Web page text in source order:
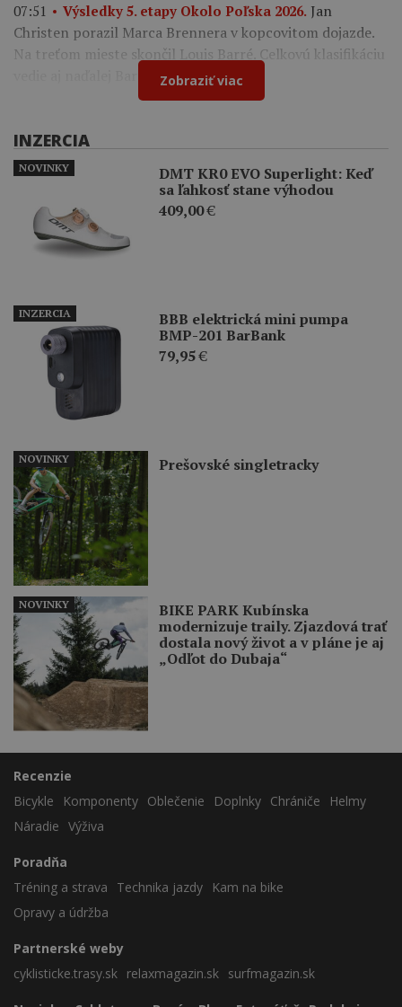
07:51 Výsledky 5. etapy Okolo Poľska 2026. Jan
Christen porazil Marca Brennera v kopcovitom dojazde.
Na treťom mieste skončil Louis Barré. Celkovú klasifikáciu
vedie aj naďalej Bart Lemmen.
Zobraziť viac
INZERCIA
DMT KR0 EVO Superlight: Keď
sa ľahkosť stane výhodou
409,00€
NOVINKY
BBB elektrická mini pumpa
BMP-201 BarBank
79,95€
INZERCIA
Prešovské singletracky
NOVINKY
BIKE PARK Kubínska
modernizuje traily. Zjazdová trať
dostala nový život a v pláne je aj
„Odľot do Dubaja“
NOVINKY
Recenzie
Bicykle
Komponenty Oblečenie Doplnky Chrániče
Helmy
Náradie Výživa
Poradňa
Tréning a strava
Technika jazdy
Kam na bike
Opravy a údržba
Partnerské weby
cyklisticke.trasy.sk relaxmagazin.sk surfmagazin.sk